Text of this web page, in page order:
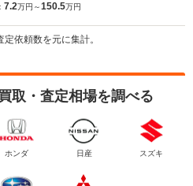
7.2万円～150.5万円
依頼数を元に集計。
取・査定相場を調べる
ホンダ 日産 スズキ